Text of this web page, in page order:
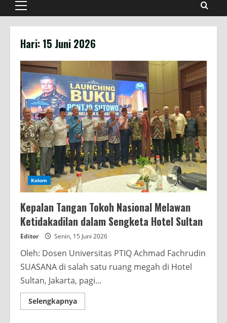
Primary
Hari: 15 Juni 2026
Kolom
Kepalan Tangan Tokoh Nasional Melawan
Ketidakadilan dalam Sengketa Hotel Sultan
Editor Senin, 15 Juni 2026
Oleh: Dosen Universitas PTIQ Achmad Fachrudin
SUASANA di salah satu ruang megah di Hotel
Sultan, Jakarta, pagi...
SelengkapnyaRead
more